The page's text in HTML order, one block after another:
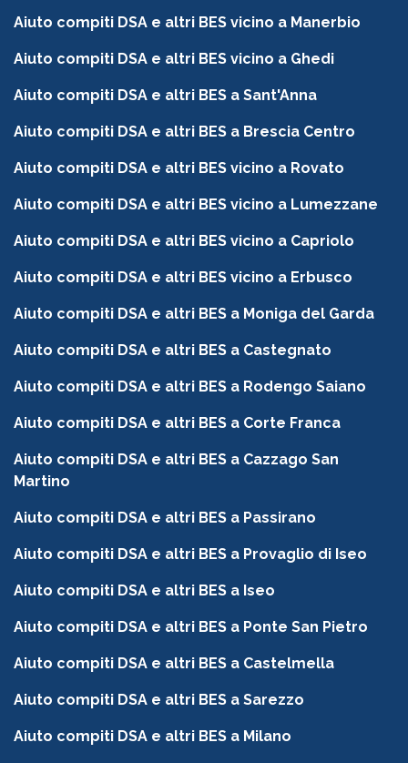
Aiuto compiti DSA e altri BES vicino a Manerbio
Aiuto compiti DSA e altri BES vicino a Ghedi
Aiuto compiti DSA e altri BES a Sant'Anna
Aiuto compiti DSA e altri BES a Brescia Centro
Aiuto compiti DSA e altri BES vicino a Rovato
Aiuto compiti DSA e altri BES vicino a Lumezzane
Aiuto compiti DSA e altri BES vicino a Capriolo
Aiuto compiti DSA e altri BES vicino a Erbusco
Aiuto compiti DSA e altri BES a Moniga del Garda
Aiuto compiti DSA e altri BES a Castegnato
Aiuto compiti DSA e altri BES a Rodengo Saiano
Aiuto compiti DSA e altri BES a Corte Franca
Aiuto compiti DSA e altri BES a Cazzago San
Martino
Aiuto compiti DSA e altri BES a Passirano
Aiuto compiti DSA e altri BES a Provaglio di Iseo
Aiuto compiti DSA e altri BES a Iseo
Aiuto compiti DSA e altri BES a Ponte San Pietro
Aiuto compiti DSA e altri BES a Castelmella
Aiuto compiti DSA e altri BES a Sarezzo
Aiuto compiti DSA e altri BES a Milano